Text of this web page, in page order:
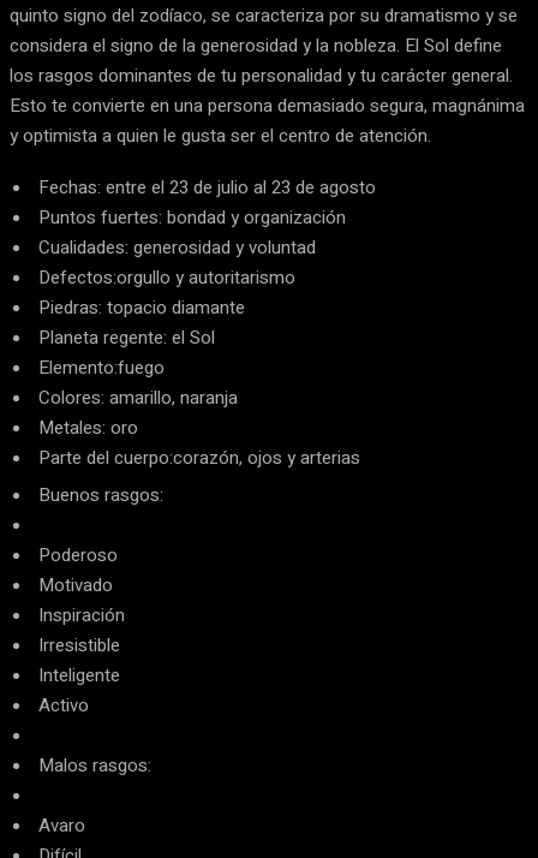
quinto signo del zodíaco, se caracteriza por su dramatismo y se
considera el signo de la generosidad y la nobleza. El Sol define
los rasgos dominantes de tu personalidad y tu carácter general.
Esto te convierte en una persona demasiado segura, magnánima
y optimista a quien le gusta ser el centro de atención.
Fechas: entre el 23 de julio al 23 de agosto
Puntos fuertes: bondad y organización
Cualidades: generosidad y voluntad
Defectos:orgullo y autoritarismo
Piedras: topacio diamante
Planeta regente: el Sol
Elemento:fuego
Colores: amarillo, naranja
Metales: oro
Parte del cuerpo:corazón, ojos y arterias
Buenos rasgos:
Poderoso
Motivado
Inspiración
Irresistible
Inteligente
Activo
Malos rasgos:
Avaro